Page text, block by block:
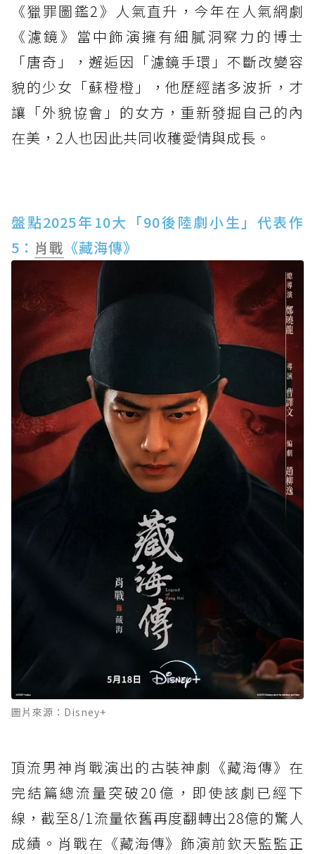
《獵罪圖鑑2》人氣直升，今年在人氣網劇
《濾鏡》當中飾演擁有細膩洞察力的博士
「唐奇」，邂逅因「濾鏡手環」不斷改變容
貌的少女「蘇橙橙」，他歷經諸多波折，才
讓「外貌協會」的女方，重新發掘自己的內
在美，2人也因此共同收穫愛情與成長。
盤點2025年10大「90後陸劇小生」代表作
5： 肖戰 《藏海傳》
圖片來源：Disney+
頂流男神肖戰演出的古裝神劇《藏海傳》在
完結篇總流量突破20億，即使該劇已經下
線，截至8/1流量依舊再度翻轉出28億的驚人
成績。肖戰在《藏海傳》飾演前欽天監監正